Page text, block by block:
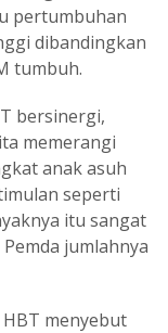
pertumbuhan
dibandingkan
tumbuh.
bersinergi,
memerangi
anak asuh
seperti
itu sangat
jumlahnya
menyebut